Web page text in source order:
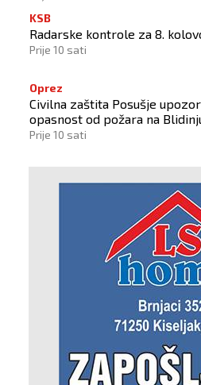
KSB
Radarske kontrole za 8.
Prije 10 sati
Oprez
Civilna zaštita Posušje
opasnost od požara na
Prije 10 sati